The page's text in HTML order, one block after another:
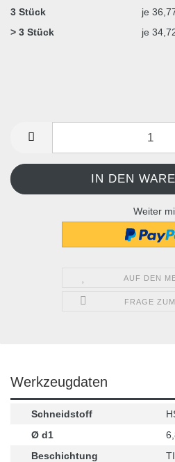
3 Stück
je
> 3 Stück
je
Weiter
AUF DEN
FRAGE
Werkzeugdaten
Schneidstoff
Ø d1
Beschichtung